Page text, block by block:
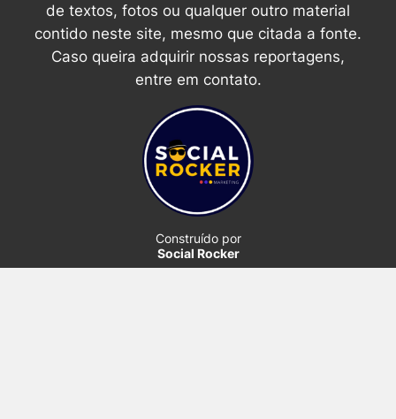
de textos, fotos ou qualquer outro material
contido neste site, mesmo que citada a fonte.
Caso queira adquirir nossas reportagens,
entre em contato.
Construído por
Social Rocker